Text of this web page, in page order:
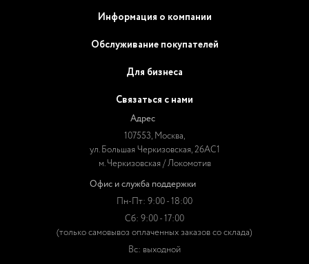
Информация о компании
Обслуживание покупателей
Для бизнеса
Связаться с нами
Адрес
107553, Москва,
ул. Большая Черкизовская, 26АС1
м. Черкизовская / Локомотив
Офис и служба поддержки
Пн-Пт: 9:00 - 18:00
Сб: 9:00 - 17:00
(только самовывоз оплаченных заказов со склада)
Вс: выходной